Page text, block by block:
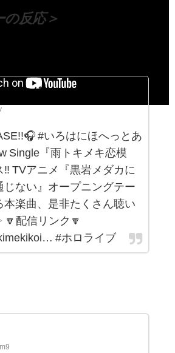
の反応＞
ブプロダクション【公式】
#いろはにほへっとあ
Single『雨トキメキ恋模
TVアニメ『黒岩メダカに
じない』オープニングテー
本楽曲、是非たくさん聴い
🔽配信リンク🔽
#ホロライブ